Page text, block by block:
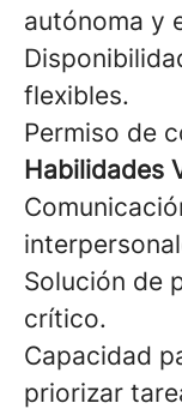
autónoma y
flexibles.
Permiso de
Habilidades
Solución de
crítico.
Capacidad
priorizar